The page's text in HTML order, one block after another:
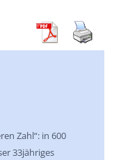
Zahl“: in 600
33jähriges